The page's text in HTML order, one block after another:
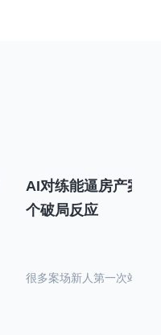
AI对练能逼房产案
个破局反应
很多案场新人第一次站在